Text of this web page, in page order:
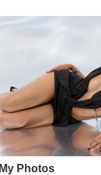
My Photos